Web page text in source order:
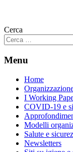
Cerca
Menu
Home
I Working
COVID-19 e
Modelli
Salute e
Newsletters